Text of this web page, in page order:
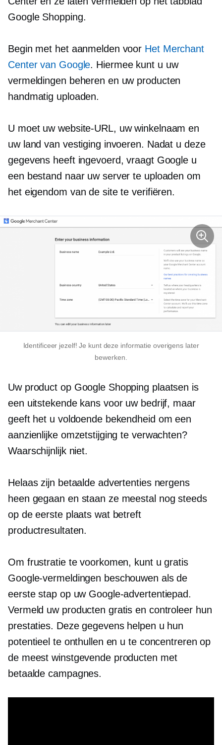
Google Shopping.
Begin met het aanmelden voor Het Merchant
Center van Google. Hiermee kunt u uw
vermeldingen beheren en uw producten
handmatig uploaden.
U moet uw website-URL, uw winkelnaam en
uw land van vestiging invoeren. Nadat u deze
gegevens heeft ingevoerd, vraagt ​​Google u
een bestand naar uw server te uploaden om
het eigendom van de site te verifiëren.
Identificeer jezelf! Je kunt deze informatie overigens later
bewerken.
Uw product op Google Shopping plaatsen is
een uitstekende kans voor uw bedrijf, maar
geeft het u voldoende bekendheid om een ​​
aanzienlijke omzetstijging te verwachten?
Waarschijnlijk niet.
Helaas zijn betaalde advertenties nergens
heen gegaan en staan ​​ze meestal nog steeds
op de eerste plaats wat betreft
productresultaten.
Om frustratie te voorkomen, kunt u gratis
Google-vermeldingen beschouwen als de
eerste stap op uw Google-advertentiepad.
Vermeld uw producten gratis en controleer hun
prestaties. Deze gegevens helpen u hun
potentieel te onthullen en u te concentreren op
de meest winstgevende producten met
betaalde campagnes.